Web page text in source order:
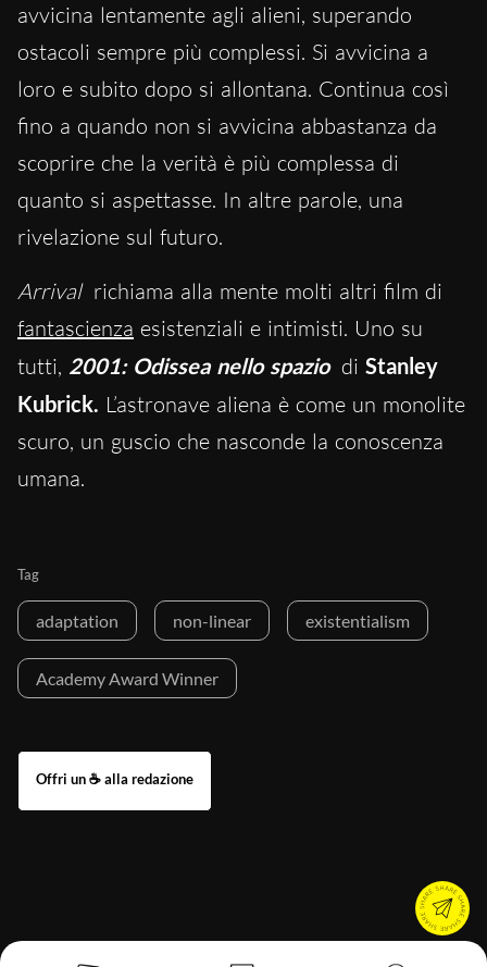
avvicina lentamente agli alieni, superando
ostacoli sempre più complessi. Si avvicina a
loro e subito dopo si allontana. Continua così
fino a quando non si avvicina abbastanza da
scoprire che la verità è più complessa di
quanto si aspettasse. In altre parole, una
rivelazione sul futuro.
Arrival richiama alla mente molti altri film di
fantascienza esistenziali e intimisti. Uno su
tutti, 2001: Odissea nello spazio di Stanley
Kubrick. L’astronave aliena è come un monolite
scuro, un guscio che nasconde la conoscenza
umana.
Tag
adaptation non-linear existentialism
Academy Award Winner